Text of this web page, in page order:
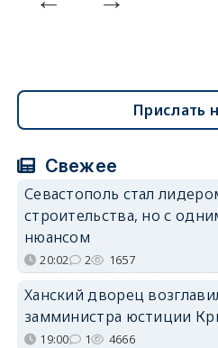
Прислать
Свежее
Севастополь стал
строительства, но с
нюансом
20:02 2 1657
Ханский дворец
замминистра юстиции
19:00 1 4666